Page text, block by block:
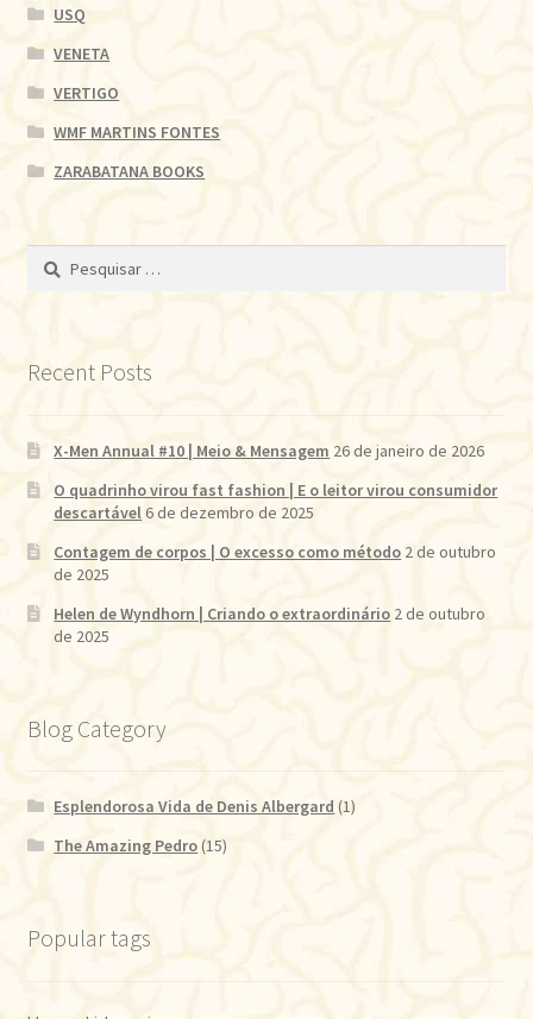
USQ
VENETA
VERTIGO
WMF MARTINS FONTES
ZARABATANA BOOKS
Pesquisar
Recent Posts
X-Men Annual #10 | Meio & Mensagem 26 de janeiro de 2026
O quadrinho virou fast fashion | E o leitor virou consumidor
descartável 6 de dezembro de 2025
Contagem de corpos | O excesso como método 2 de outubro
de 2025
Helen de Wyndhorn | Criando o extraordinário 2 de outubro
de 2025
Blog Category
Esplendorosa Vida de Denis Albergard (1)
The Amazing Pedro(15)
Popular tags